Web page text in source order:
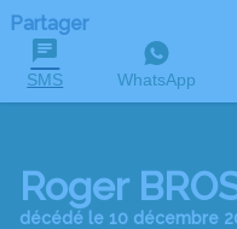
Partager
SMS WhatsApp
Roger
décédé le 10 décembre